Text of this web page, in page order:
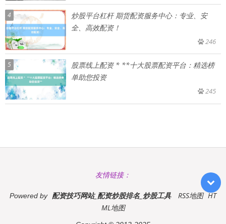
4
炒股平台杠杆 期货配资服务中心：专业、安
全、高效配资！
246
5
股票线上配资 * **十大股票配资平台：精选榜
单助您投资
245
友情链接：
Powered by 配资技巧网站_配资炒股排名_炒股工具 RSS地图 HT
ML地图